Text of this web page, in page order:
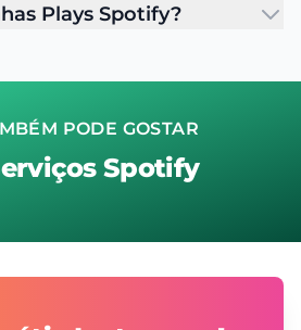
Plays Spotify?
PODE GOSTAR
Spotify